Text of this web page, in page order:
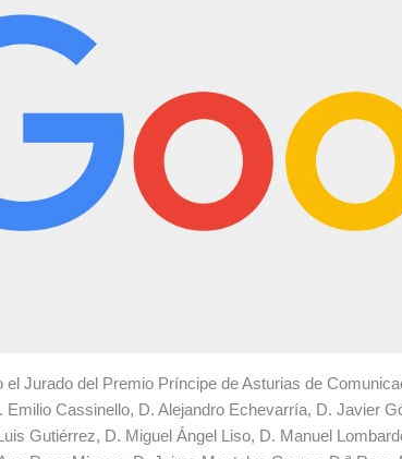
el Jurado del Premio Príncipe de Asturias de
Emilio Cassinello, D. Alejandro Echevarría, D. Javier
Gutiérrez, D. Miguel Ángel Liso, D. Manuel